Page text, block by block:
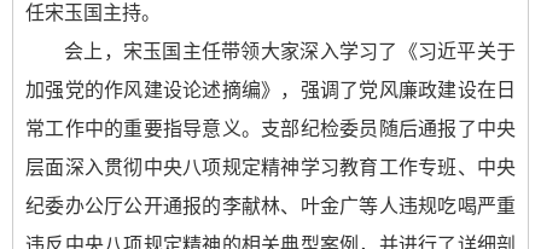
任宋玉国主持。
会上，宋玉国主任带领大家深入学习了《习近平关于
加强党的作风建设论述摘编》，强调了党风廉政建设在日
常工作中的重要指导意义。支部纪检委员随后通报了中央
层面深入贯彻中央八项规定精神学习教育工作专班、中央
纪委办公厅公开通报的李献林、叶金广等人违规吃喝严重
违反中央八项规定精神的相关典型案例，并进行了详细剖